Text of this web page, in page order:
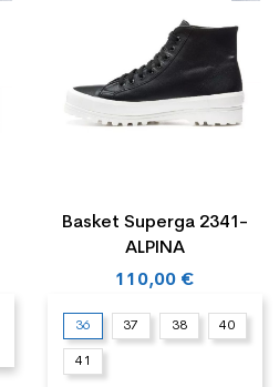
Basket Superga 2341-
ALPINA
110,00 €
36 37 38 40
41